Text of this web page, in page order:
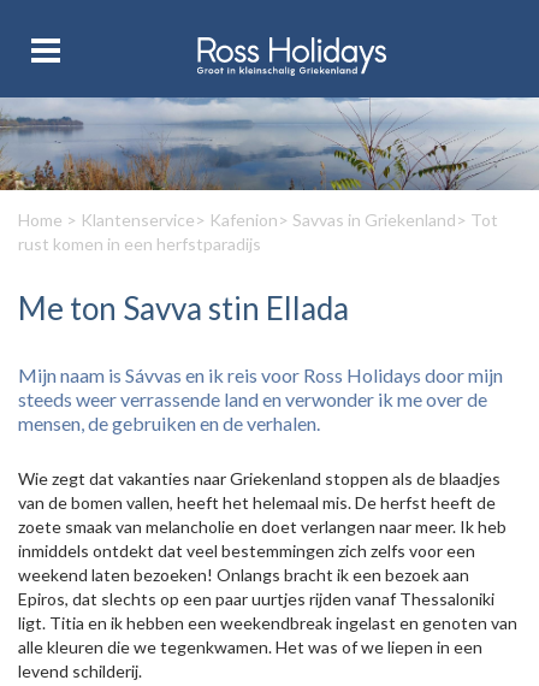
Home > Klantenservice> Kafenion> Savvas in Griekenland> Tot
rust komen in een herfstparadijs
Me ton Savva stin Ellada
Mijn naam is Sávvas en ik reis voor Ross Holidays door mijn
steeds weer verrassende land en verwonder ik me over de
mensen, de gebruiken en de verhalen.
Wie zegt dat vakanties naar Griekenland stoppen als de blaadjes
van de bomen vallen, heeft het helemaal mis. De herfst heeft de
zoete smaak van melancholie en doet verlangen naar meer. Ik heb
inmiddels ontdekt dat veel bestemmingen zich zelfs voor een
weekend laten bezoeken! Onlangs bracht ik een bezoek aan
Epiros, dat slechts op een paar uurtjes rijden vanaf Thessaloniki
ligt. Titia en ik hebben een weekendbreak ingelast en genoten van
alle kleuren die we tegenkwamen. Het was of we liepen in een
levend schilderij.